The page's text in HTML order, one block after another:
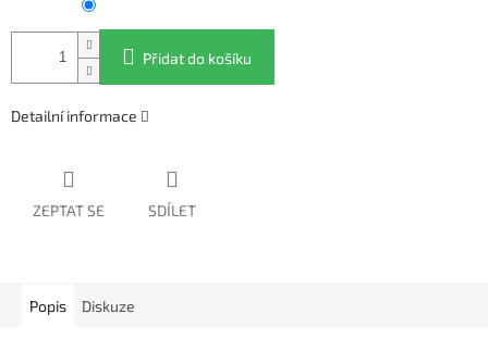
Přidat do košíku
Detailní informace
ZEPTAT SE SDÍLET
Popis Diskuze